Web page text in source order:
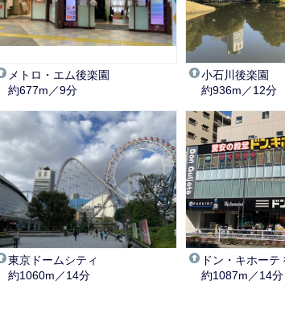
メトロ・エム後楽園
約677m／9分
小石川後楽園
約936m／12分
東京ドームシティ
約1060m／14分
ドン・キホーテ
約1087m／14分